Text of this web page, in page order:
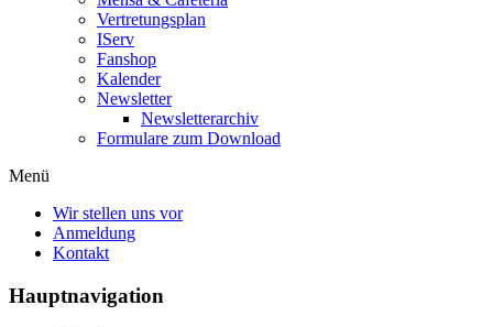
Vertretungsplan
IServ
Fanshop
Kalender
Newsletter
Newsletterarchiv
Formulare zum Download
Menü
Wir stellen uns vor
Anmeldung
Kontakt
Hauptnavigation